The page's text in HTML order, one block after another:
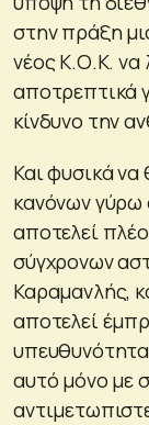
στην πράξη
νέος Κ.Ο.Κ. να
αποτρεπτικά
κίνδυνο την
Και φυσικά να
κανόνων γύρω
αποτελεί
σύγχρονων
Καραμανλής,
αποτελεί
αυτό μόνο με